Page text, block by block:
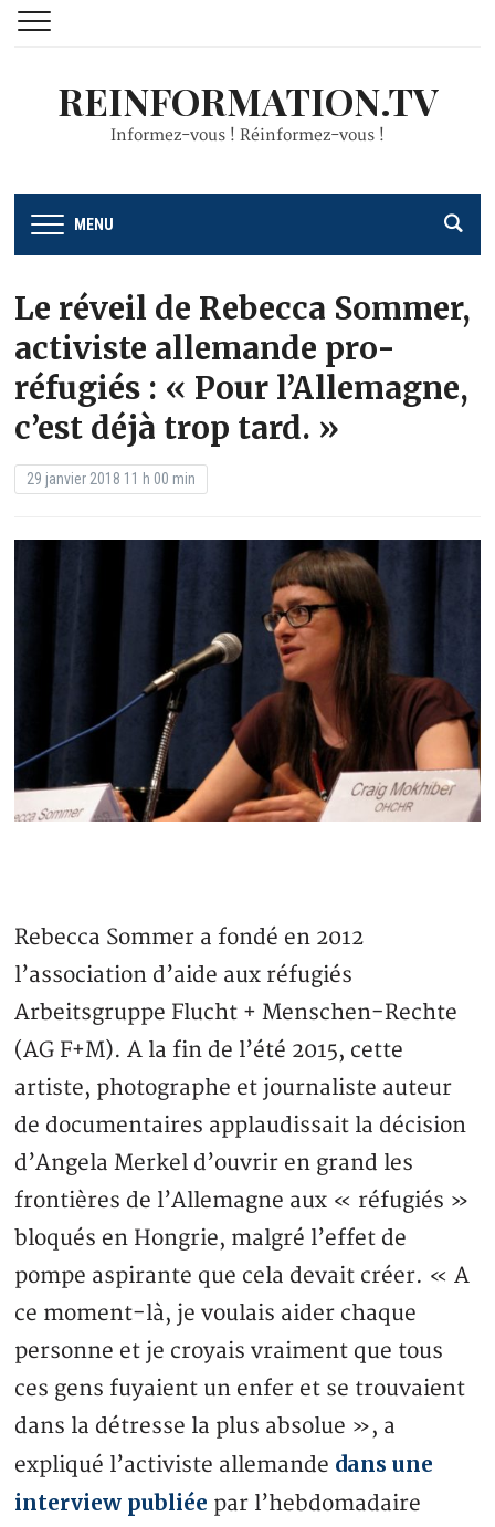
REINFORMATION.TV
Informez-vous ! Réinformez-vous !
MENU
Le réveil de Rebecca Sommer,
activiste allemande pro-
réfugiés : « Pour l’Allemagne,
c’est déjà trop tard. »
29 janvier 2018 11 h 00 min
Rebecca Sommer a fondé en 2012
l’association d’aide aux réfugiés
Arbeitsgruppe Flucht + Menschen-Rechte
(AG F+M). A la fin de l’été 2015, cette
artiste, photographe et journaliste auteur
de documentaires applaudissait la décision
d’Angela Merkel d’ouvrir en grand les
frontières de l’Allemagne aux « réfugiés »
bloqués en Hongrie, malgré l’effet de
pompe aspirante que cela devait créer. « A
ce moment-là, je voulais aider chaque
personne et je croyais vraiment que tous
ces gens fuyaient un enfer et se trouvaient
dans la détresse la plus absolue », a
expliqué l’activiste allemande dans une
interview publiée par l’hebdomadaire